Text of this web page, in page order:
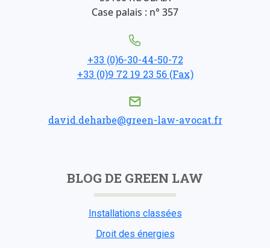
Case palais : n° 357
+33 (0)6-30-44-50-72
+33 (0)9 72 19 23 56 (Fax)
david.deharbe@green-law-avocat.fr
BLOG DE GREEN LAW
Installations classées
Droit des énergies